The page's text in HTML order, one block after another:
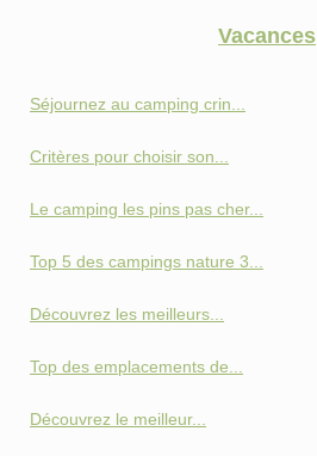
Vacances
Séjournez au camping crin...
Critères pour choisir son...
Le camping les pins pas cher...
Top 5 des campings nature 3...
Découvrez les meilleurs...
Top des emplacements de...
Découvrez le meilleur...